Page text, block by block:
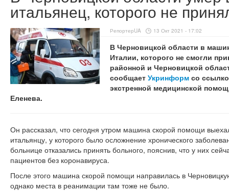
итальянец, которого не
РепортерUA 13 Окт 2021 - 17:02
В Черновицкой области в
Италии, которого не смогли
районной и Черновицкой
сообщает Укринформ со
экстренной медицинской
Еленева.
Он рассказал, что сегодня утром машина скорой помощи
итальянцу, у которого было осложнение хронического
больнице отказались принять больного, пояснив, что у них
пациентов без коронавируса.
После этого машина скорой помощи направилась в
однако места в реанимации там тоже не было.